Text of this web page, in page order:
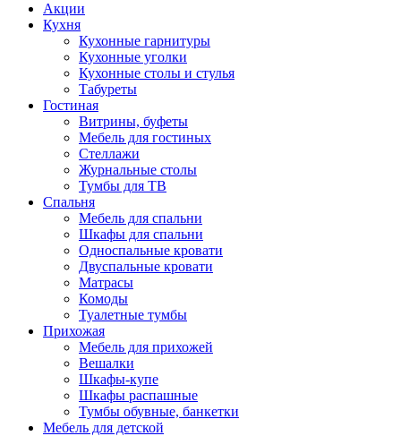
Акции
Кухня
Кухонные гарнитуры
Кухонные уголки
Кухонные столы и стулья
Табуреты
Гостиная
Витрины, буфеты
Мебель для гостиных
Стеллажи
Журнальные столы
Тумбы для ТВ
Спальня
Мебель для спальни
Шкафы для спальни
Односпальные кровати
Двуспальные кровати
Матрасы
Комоды
Туалетные тумбы
Прихожая
Мебель для прихожей
Вешалки
Шкафы-купе
Шкафы распашные
Тумбы обувные, банкетки
Мебель для детской